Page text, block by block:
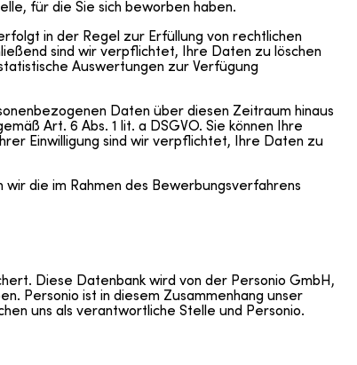
für die Sie sich beworben haben.
in der Regel zur Erfüllung von rechtlichen
sind wir verpflichtet, Ihre Daten zu löschen
Auswertungen zur Verfügung
Daten über diesen Zeitraum hinaus
Art. 6 Abs. 1 lit. a DSGVO. Sie können Ihre
Einwilligung sind wir verpflichtet, Ihre Daten zu
die im Rahmen des Bewerbungsverfahrens
Diese Datenbank wird von der Personio GmbH,
Personio ist in diesem Zusammenhang unser
uns als verantwortliche Stelle und Personio.